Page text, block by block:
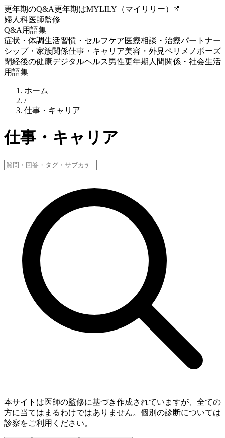
更年期のQ&A更年期はMYLILY（マイリリー）
婦人科医師監修
Q&A 用語集
症状・体調生活習慣・セルフケア医療相談・治療パートナー
シップ・家族関係仕事・キャリア美容・外見ペリメノポーズ
閉経後の健康デジタルヘルス男性更年期 人間関係・社会生活
用語集
ホーム
/
仕事・キャリア
仕事・キャリア
本サイトは医師の監修に基づき作成されていますが、全ての
方に当てはまるわけではありません。個別の診断については
診察をご利用ください。